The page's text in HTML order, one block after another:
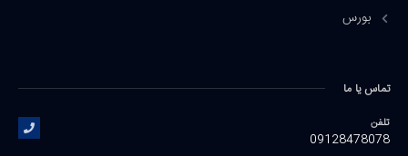
بورس
تماس یا ما
تلفن
09128478078